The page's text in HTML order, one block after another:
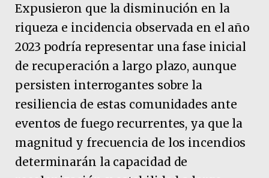
Expusieron que la disminución en la
riqueza e incidencia observada en el año
2023 podría representar una fase inicial
de recuperación a largo plazo, aunque
persisten interrogantes sobre la
resiliencia de estas comunidades ante
eventos de fuego recurrentes, ya que la
magnitud y frecuencia de los incendios
determinarán la capacidad de